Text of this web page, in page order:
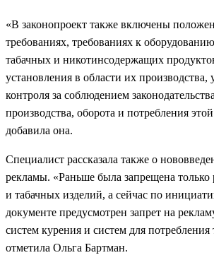
«В законопроект также включены
требованиях, требованиях к
табачных и никотинсодержащих
установления в области их производства,
контроля за соблюдением
производства, оборота и потребления
добавила она.
Специалист рассказала также о
рекламы. «Раньше была запрещена только
и табачных изделий, а сейчас по
документе предусмотрен запрет на
систем курения и систем для
отметила Ольга Бартман.